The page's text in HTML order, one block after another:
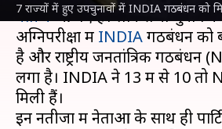
7 राज्यों में हुए उपचुनावों में INDIA गठबंधन को
नतीजेआ गए हैं। लोकसभा चुनाव के
अग्निपरीक्षा में INDIAगठबंधन को
है और राष्ट्रीय जनतांत्रिक गठबंधन
लगा है। INDIA ने 13 में से 10 तो
मिली हैं।
इन नतीजों में नेताओं के साथ ही